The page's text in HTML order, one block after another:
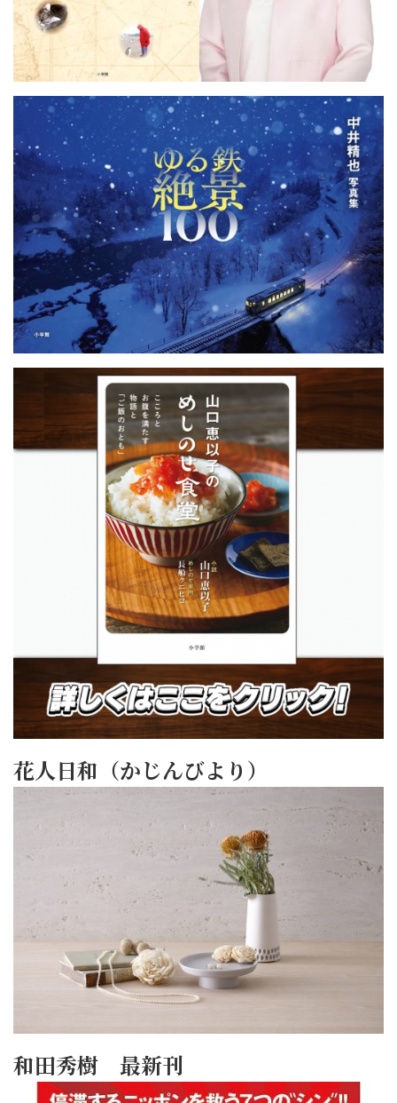
花人日和（かじんびより）
和田秀樹 最新刊